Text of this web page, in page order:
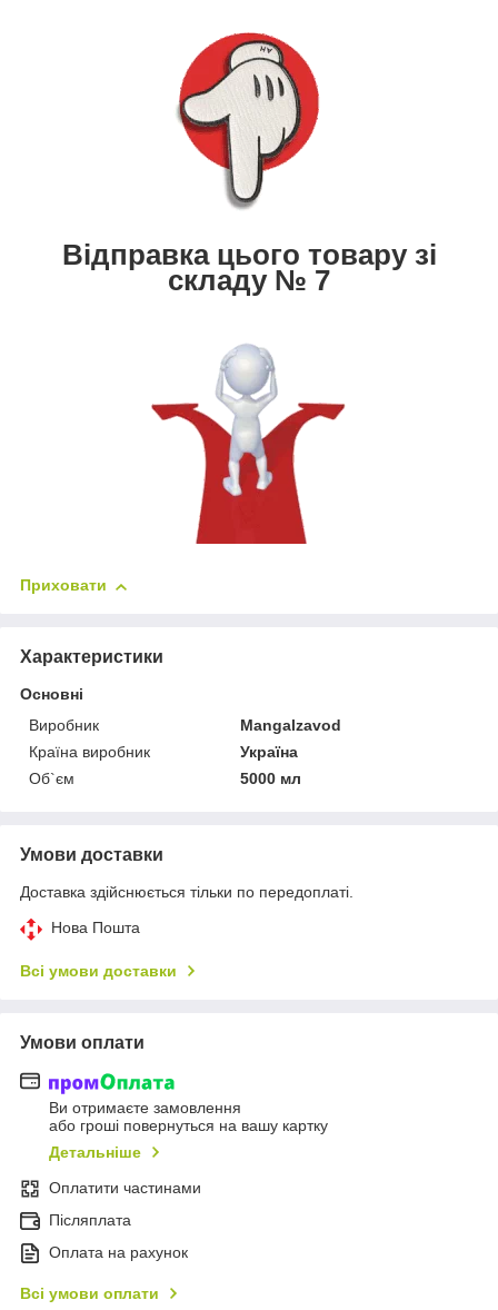
Відправка цього товару зі
складу № 7
Приховати
Характеристики
Основні
Виробник
Mangalzavod
Країна виробник
Україна
Об`єм
5000 мл
Умови доставки
Доставка здійснюється тільки по передоплаті.
Нова Пошта
Всі умови доставки
Умови оплати
Ви отримаєте замовлення
або гроші повернуться на вашу картку
Детальніше
Оплатити частинами
Післяплата
Оплата на рахунок
Всі умови оплати